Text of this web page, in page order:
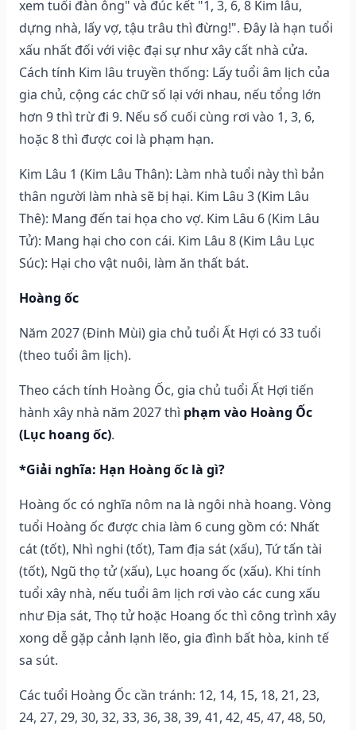
xem tuổi đàn ông" và đúc kết "1, 3, 6, 8 Kim lâu,
dựng nhà, lấy vợ, tậu trâu thì đừng!". Đây là hạn tuổi
xấu nhất đối với việc đại sự như xây cất nhà cửa.
Cách tính Kim lâu truyền thống: Lấy tuổi âm lịch của
gia chủ, cộng các chữ số lại với nhau, nếu tổng lớn
hơn 9 thì trừ đi 9. Nếu số cuối cùng rơi vào 1, 3, 6,
hoặc 8 thì được coi là phạm hạn.
Kim Lâu 1 (Kim Lâu Thân): Làm nhà tuổi này thì bản
thân người làm nhà sẽ bị hại. Kim Lâu 3 (Kim Lâu
Thê): Mang đến tai họa cho vợ. Kim Lâu 6 (Kim Lâu
Tử): Mang hại cho con cái. Kim Lâu 8 (Kim Lâu Lục
Súc): Hại cho vật nuôi, làm ăn thất bát.
Hoàng ốc
Năm 2027 (Đinh Mùi) gia chủ tuổi Ất Hợi có 33 tuổi
(theo tuổi âm lịch).
Theo cách tính Hoàng Ốc, gia chủ tuổi Ất Hợi tiến
hành xây nhà năm 2027 thì phạm vào Hoàng Ốc
(Lục hoang ốc).
*Giải nghĩa: Hạn Hoàng ốc là gì?
Hoàng ốc có nghĩa nôm na là ngôi nhà hoang. Vòng
tuổi Hoàng ốc được chia làm 6 cung gồm có: Nhất
cát (tốt), Nhì nghi (tốt), Tam địa sát (xấu), Tứ tấn tài
(tốt), Ngũ thọ tử (xấu), Lục hoang ốc (xấu). Khi tính
tuổi xây nhà, nếu tuổi âm lịch rơi vào các cung xấu
như Địa sát, Thọ tử hoặc Hoang ốc thì công trình xây
xong dễ gặp cảnh lạnh lẽo, gia đình bất hòa, kinh tế
sa sút.
Các tuổi Hoàng Ốc cần tránh: 12, 14, 15, 18, 21, 23,
24, 27, 29, 30, 32, 33, 36, 38, 39, 41, 42, 45, 47, 48, 50,